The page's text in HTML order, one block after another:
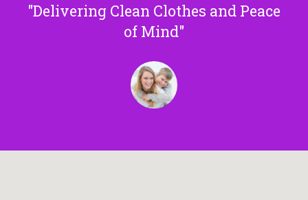
Delivering Clean Clothes and Peace
of Mind